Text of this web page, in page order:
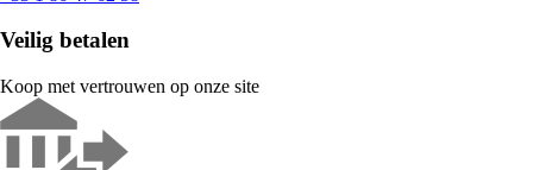
Veilig betalen
Koop met vertrouwen op onze site